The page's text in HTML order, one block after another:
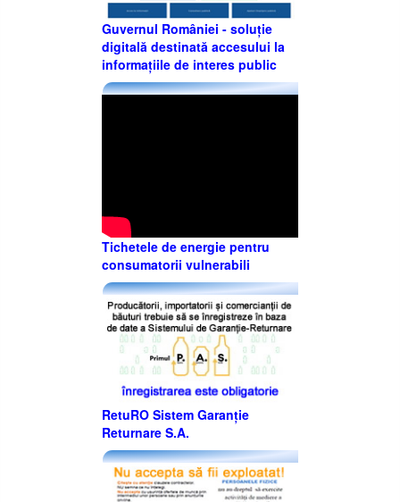
Guvernul României - soluție
digitală destinată accesului la
informațiile de interes public
Tichetele de energie pentru
consumatorii vulnerabili
RetuRO Sistem Garanție
Returnare S.A.